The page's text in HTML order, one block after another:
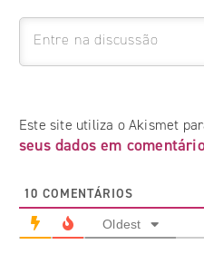
Este site utiliza o Akismet
seus dados em
10 COMENTÁRIOS
Oldest